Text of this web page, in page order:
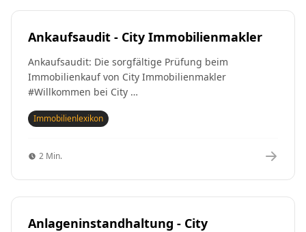
Ankaufsaudit - City Immobilienmakler
Ankaufsaudit: Die sorgfältige Prüfung beim
Immobilienkauf von City Immobilienmakler
#Willkommen bei City …
Immobilienlexikon
2 Min.
Anlageninstandhaltung - City